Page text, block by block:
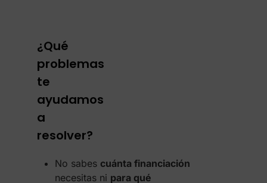
¿Qué
problemas
te
ayudamos
a
resolver?
No sabes cuánta financiación
necesitas ni para qué